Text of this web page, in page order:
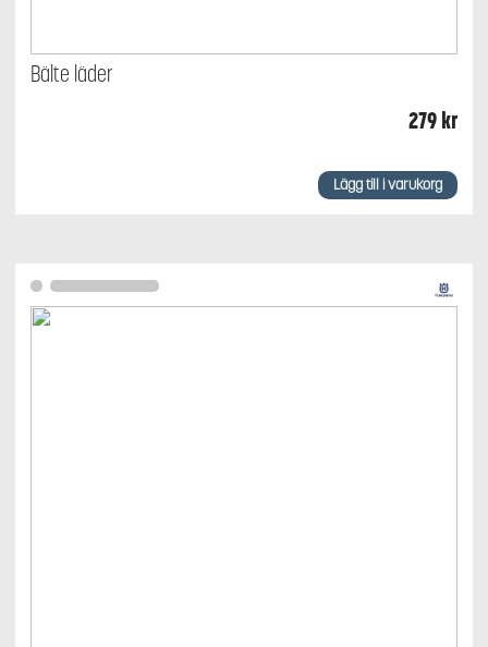
Bälte läder
279kr
Lägg till i varukorg